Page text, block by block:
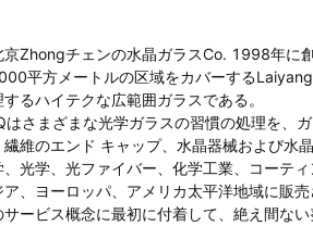
京Zhongチェンの水晶ガラスCo. 1998年に
平方メートルの区域をカバーする
するハイテクな広範囲ガラスである。
はさまざまな光学ガラスの習慣の処理を、
繊維のエンド キャップ、水晶器械および水
、光学、光ファイバー、化学工業、コーテ
ア、ヨーロッパ、アメリカ太平洋地域に販
サービス概念に最初に付着して、絶え間な